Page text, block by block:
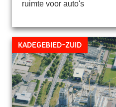
ruimte voor auto's
Kadegebied-Zuid